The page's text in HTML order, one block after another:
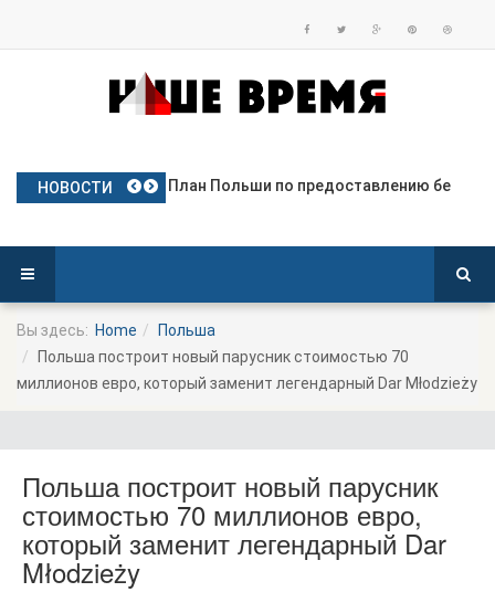
НОВОСТИ В Ольштыне более 100 человек эваку
План Польши по предоставлению бе
Частое использование права вето
Польские яблоки готовятся к дебю
Посол Украины в Польше готовится
Вы здесь: Home
Польша
Польша построит новый парусник стоимостью 70
миллионов евро, который заменит легендарный Dar Młodzieży
Польша построит новый парусник
стоимостью 70 миллионов евро,
который заменит легендарный Dar
Młodzieży